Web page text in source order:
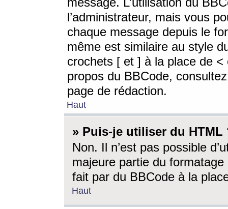
l’administrateur, mais vous
chaque message depuis le
même est similaire au style
crochets [ et ] à la place de <
propos du BBCode,
page de rédaction.
Haut
» Puis-je utiliser du HTML
Non. Il n’est pas possible
majeure partie du
fait par du BBCode à la
Haut